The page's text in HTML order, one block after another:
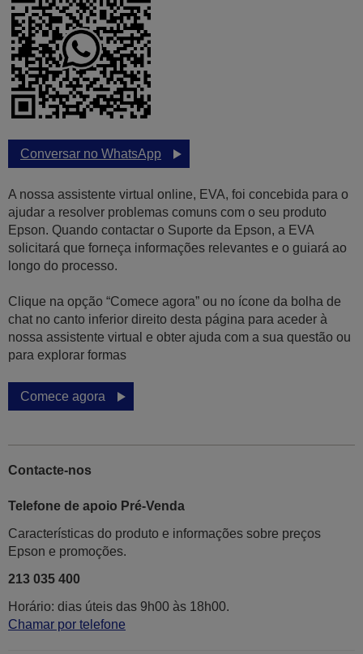
Conversar no WhatsApp
A nossa assistente virtual online, EVA, foi concebida para o
ajudar a resolver problemas comuns com o seu produto
Epson. Quando contactar o Suporte da Epson, a EVA
solicitará que forneça informações relevantes e o guiará ao
longo do processo.
Clique na opção “Comece agora” ou no ícone da bolha de
chat no canto inferior direito desta página para aceder à
nossa assistente virtual e obter ajuda com a sua questão ou
para explorar formas
Comece agora
Contacte-nos
Telefone de apoio Pré-Venda
Características do produto e informações sobre preços
Epson e promoções.
213 035 400
Horário: dias úteis das 9h00 às 18h00.
Chamar por telefone